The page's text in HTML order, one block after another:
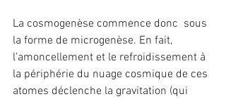
La cosmogenèse commence donc  sous
la forme de microgenèse. En fait,
l’amoncellement et le refroidissement à
la périphérie du nuage cosmique de ces
atomes déclenche la gravitation (qui